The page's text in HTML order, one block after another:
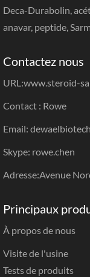
Deca-Durabolin,
anavar, peptide,
Contactez nous
URL:www.steroid-
Contact : Rowe
Email:
Skype: rowe.chen
Adresse:Avenue
Principaux
À propos de nous
Visite de l'usine
Tests de produits